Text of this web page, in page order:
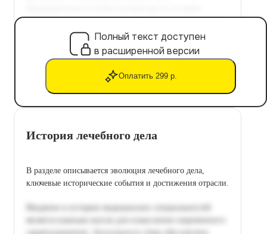
Полный текст доступен
в расширенной версии
Оплатить 299 р.
История лечебного дела
В разделе описывается эволюция лечебного дела,
ключевые исторические события и достижения отрасли.